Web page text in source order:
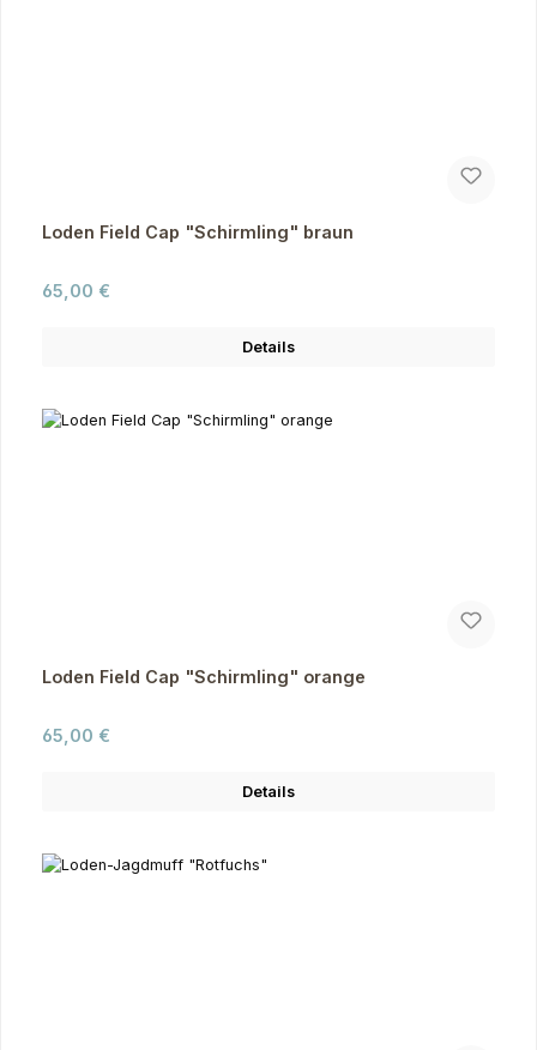
Loden Field Cap "Schirmling" braun
Regulärer Preis:
65,00 €
Details
Loden Field Cap "Schirmling" orange
Regulärer Preis:
65,00 €
Details